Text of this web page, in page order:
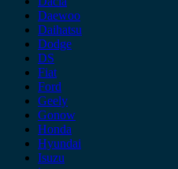
Daewoo
Daihatsu
Dodge
DS
Fiat
Ford
Geely
Gonow
Honda
Hyundai
Isuzu